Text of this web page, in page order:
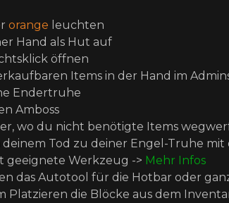
orange leuchten
Hand als Hut auf
öffnen
Items in der Hand im
Endertruhe
Amboss
wo du nicht benötigte Items
Tod zu deiner Engel-Truhe
geeignete Werkzeug -> Mehr Infos
das Autotool für die Hotbar oder
Platzieren die Blöcke aus dem